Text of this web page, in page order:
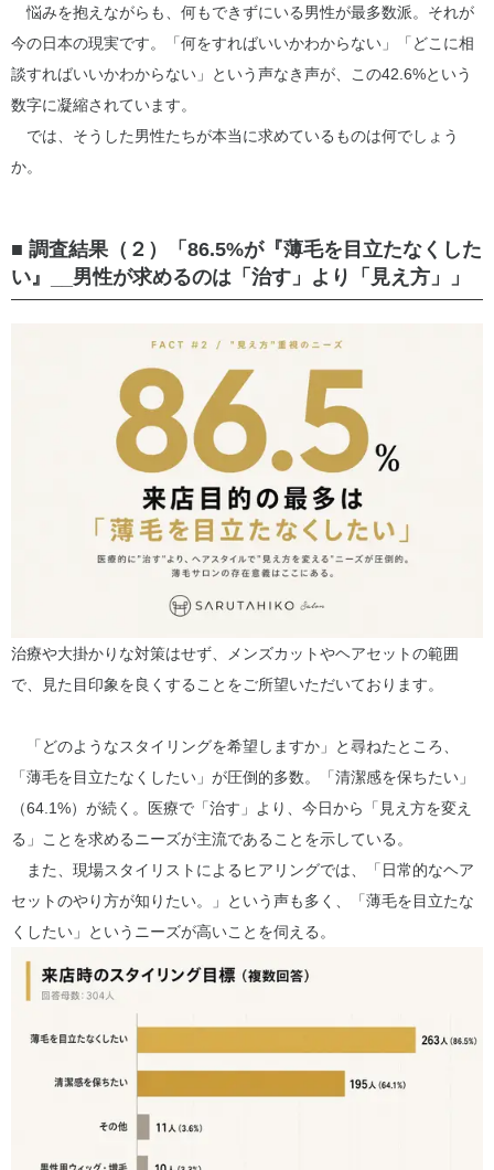
悩みを抱えながらも、何もできずにいる男性が最多数派。それが
今の日本の現実です。「何をすればいいかわからない」「どこに相
談すればいいかわからない」という声なき声が、この42.6%という
数字に凝縮されています。
では、そうした男性たちが本当に求めているものは何でしょう
か。
■ 調査結果（２）「86.5%が『薄毛を目立たなくした
い』__男性が求めるのは「治す」より「見え方」」
治療や大掛かりな対策はせず、メンズカットやヘアセットの範囲
で、見た目印象を良くすることをご所望いただいております。
「どのようなスタイリングを希望しますか」と尋ねたところ、
「薄毛を目立たなくしたい」が圧倒的多数。「清潔感を保ちたい」
（64.1%）が続く。医療で「治す」より、今日から「見え方を変え
る」ことを求めるニーズが主流であることを示している。
また、現場スタイリストによるヒアリングでは、「日常的なヘア
セットのやり方が知りたい。」という声も多く、「薄毛を目立たな
くしたい」というニーズが高いことを伺える。